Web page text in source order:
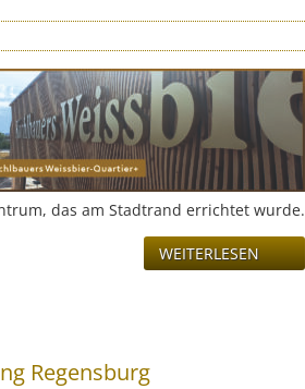
das am Stadtrand errichtet wurde.
WEITERLESEN
Regensburg